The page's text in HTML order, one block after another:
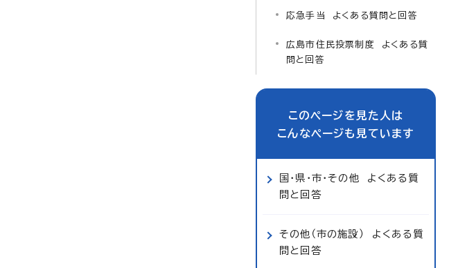
応急手当 よくある質問と回答
広島市住民投票制度 よくある質
問と回答
このページを見た人は
こんなページも見ています
国・県・市・その他 よくある質
問と回答
その他（市の施設） よくある質
問と回答